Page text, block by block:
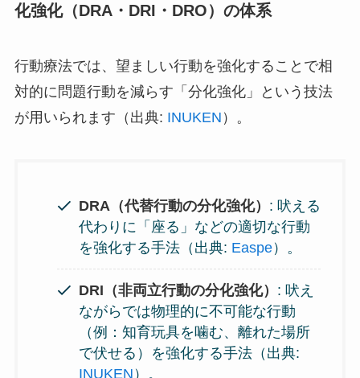
化強化（DRA・DRI・DRO）の体系
行動療法では、望ましい行動を強化することで相
対的に問題行動を減らす「分化強化」という技法
が用いられます（出典: INUKEN ）。
DRA（代替行動の分化強化） : 吠える
代わりに「座る」などの適切な行動
を強化する手法（出典: Easpe）。
DRI（非両立行動の分化強化） : 吠え
ながらでは物理的に不可能な行動
（例：知育玩具を噛む、離れた場所
で伏せる）を強化する手法（出典:
INUKEN ）。